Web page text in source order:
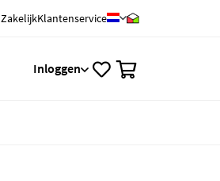
ZakelijkKlantenservice
Inloggen